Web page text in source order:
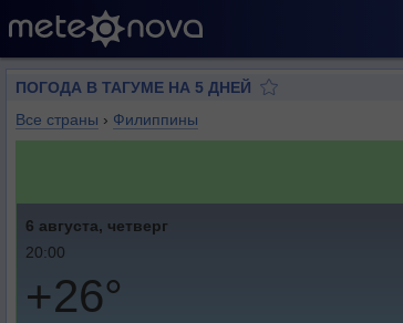
ПОГОДА В ТАГУМЕ НА 5 ДНЕЙ
Все страны › Филиппины
6 августа, четверг
20:00
+26°